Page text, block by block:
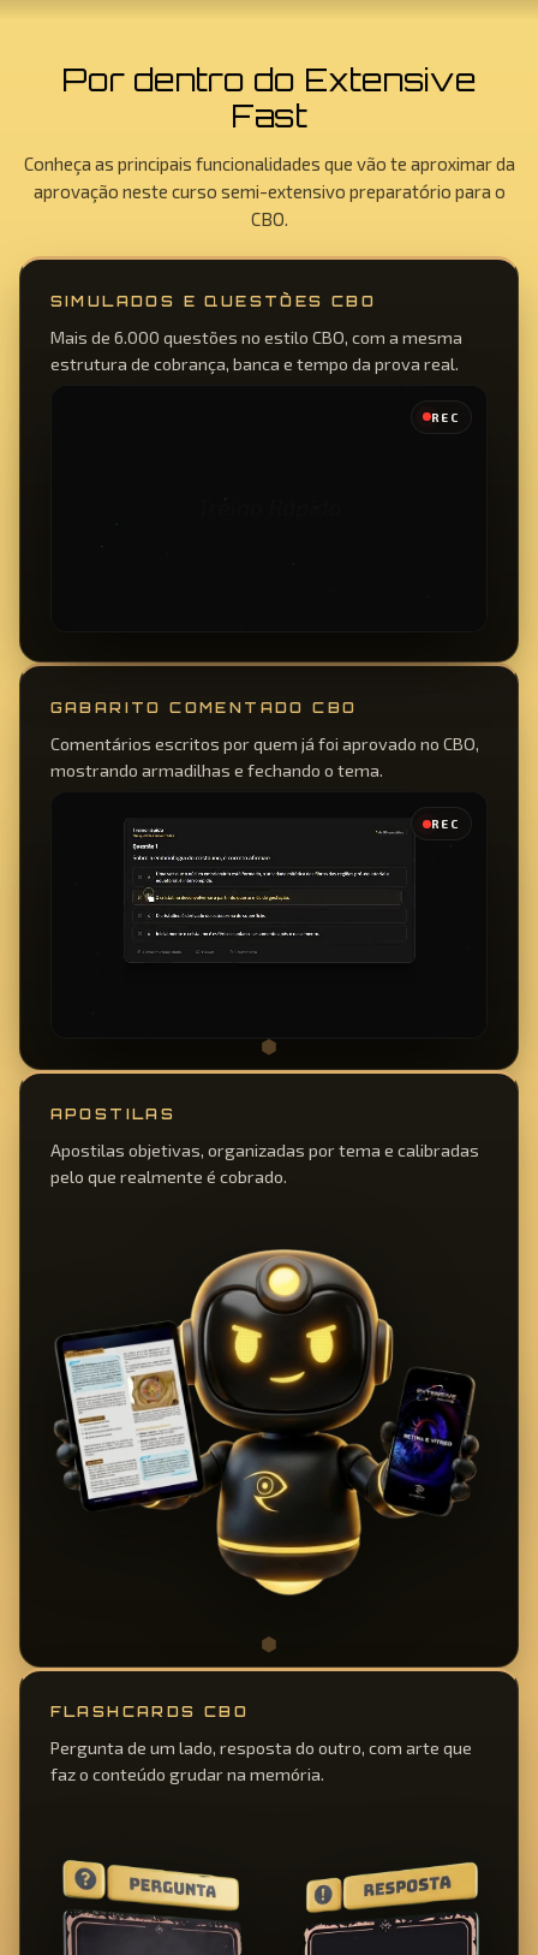
Por dentro do Extensive
Fast
Conheça as principais funcionalidades que vão te aproximar da
aprovação neste curso semi-extensivo preparatório para o
CBO.
SIMULADOS E QUESTÕES CBO
Mais de 6.000 questões no estilo CBO, com a mesma
estrutura de cobrança, banca e tempo da prova real.
REC
GABARITO COMENTADO CBO
Comentários escritos por quem já foi aprovado no CBO,
mostrando armadilhas e fechando o tema.
REC
APOSTILAS
Apostilas objetivas, organizadas por tema e calibradas
pelo que realmente é cobrado.
FLASHCARDS CBO
Pergunta de um lado, resposta do outro, com arte que
faz o conteúdo grudar na memória.